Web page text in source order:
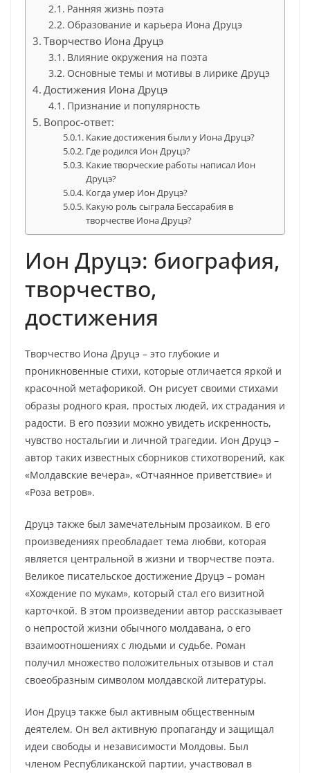
Ранняя жизнь поэта
Образование и карьера Иона Друцэ
Творчество Иона Друцэ
Влияние окружения на поэта
Основные темы и мотивы в лирике Друцэ
Достижения Иона Друцэ
Признание и популярность
Вопрос-ответ:
Какие достижения были у Иона Друцэ?
Где родился Ион Друцэ?
Какие творческие работы написал Ион
Друцэ?
Когда умер Ион Друцэ?
Какую роль сыграла Бессарабия в
творчестве Иона Друцэ?
Ион Друцэ: биография,
творчество,
достижения
Творчество Иона Друцэ – это глубокие и
проникновенные стихи, которые отличается яркой и
красочной метафорикой. Он рисует своими стихами
образы родного края, простых людей, их страдания и
радости. В его поэзии можно увидеть искренность,
чувство ностальгии и личной трагедии. Ион Друцэ –
автор таких известных сборников стихотворений, как
«Молдавские вечера», «Отчаянное приветствие» и
«Роза ветров».
Друцэ также был замечательным прозаиком. В его
произведениях преобладает тема любви, которая
является центральной в жизни и творчестве поэта.
Великое писательское достижение Друцэ – роман
«Хождение по мукам», который стал его визитной
карточкой. В этом произведении автор рассказывает
о непростой жизни обычного молдавана, о его
взаимоотношениях с людьми и судьбе. Роман
получил множество положительных отзывов и стал
своеобразным символом молдавской литературы.
Ион Друцэ также был активным общественным
деятелем. Он вел активную пропаганду и защищал
идеи свободы и независимости Молдовы. Был
членом Республиканской партии, участвовал в